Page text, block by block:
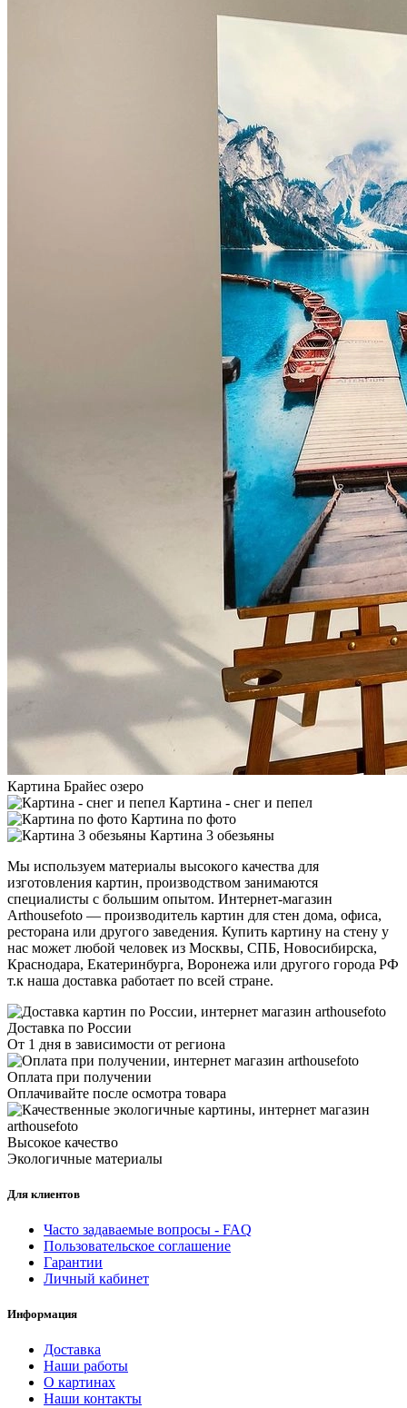
Картина Брайес озеро
Картина - снег и пепел
Картина по фото
Картина 3 обезьяны
Мы используем материалы высокого качества для
изготовления картин, производством занимаются
специалисты с большим опытом. Интернет-магазин
Arthousefoto — производитель картин для стен дома, офиса,
ресторана или другого заведения. Купить картину на стену у
нас может любой человек из Москвы, СПБ, Новосибирска,
Краснодара, Екатеринбурга, Воронежа или другого города РФ
т.к наша доставка работает по всей стране.
Доставка по России
От 1 дня в зависимости от региона
Оплата при получении
Оплачивайте после осмотра товара
Высокое качество
Экологичные материалы
Для клиентов
Часто задаваемые вопросы - FAQ
Пользовательское соглашение
Гарантии
Личный кабинет
Информация
Доставка
Наши работы
О картинах
Наши контакты